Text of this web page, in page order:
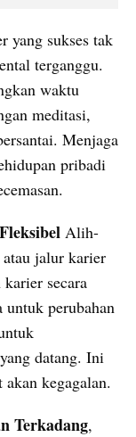
yang sukses tak
terganggu.
waktu
meditasi,
Menjaga
pribadi
Alih-
jalur karier
secara
perubahan
datang. Ini
kegagalan.
Terkadang,